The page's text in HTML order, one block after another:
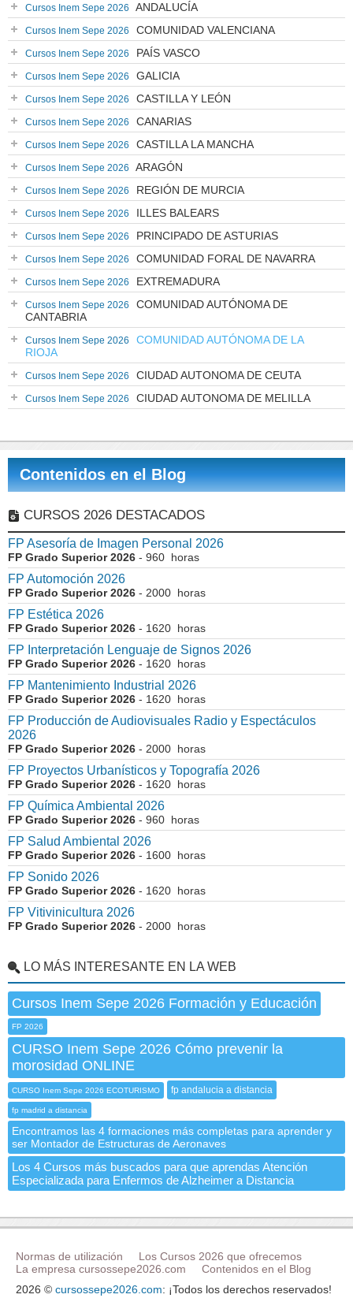
Cursos Inem Sepe 2026 ANDALUCÍA
Cursos Inem Sepe 2026 COMUNIDAD VALENCIANA
Cursos Inem Sepe 2026 PAÍS VASCO
Cursos Inem Sepe 2026 GALICIA
Cursos Inem Sepe 2026 CASTILLA Y LEÓN
Cursos Inem Sepe 2026 CANARIAS
Cursos Inem Sepe 2026 CASTILLA LA MANCHA
Cursos Inem Sepe 2026 ARAGÓN
Cursos Inem Sepe 2026 REGIÓN DE MURCIA
Cursos Inem Sepe 2026 ILLES BALEARS
Cursos Inem Sepe 2026 PRINCIPADO DE ASTURIAS
Cursos Inem Sepe 2026 COMUNIDAD FORAL DE NAVARRA
Cursos Inem Sepe 2026 EXTREMADURA
Cursos Inem Sepe 2026
COMUNIDAD AUTÓNOMA DE
CANTABRIA
Cursos Inem Sepe 2026
COMUNIDAD AUTÓNOMA DE LA
RIOJA
Cursos Inem Sepe 2026 CIUDAD AUTONOMA DE CEUTA
Cursos Inem Sepe 2026 CIUDAD AUTONOMA DE MELILLA
Contenidos en el Blog
CURSOS 2026 DESTACADOS
FP Asesoría de Imagen Personal 2026
FP Grado Superior 2026 - 960 horas
FP Automoción 2026
FP Grado Superior 2026 - 2000 horas
FP Estética 2026
FP Grado Superior 2026 - 1620 horas
FP Interpretación Lenguaje de Signos 2026
FP Grado Superior 2026 - 1620 horas
FP Mantenimiento Industrial 2026
FP Grado Superior 2026 - 1620 horas
FP Producción de Audiovisuales Radio y Espectáculos
2026
FP Grado Superior 2026 - 2000 horas
FP Proyectos Urbanísticos y Topografía 2026
FP Grado Superior 2026 - 1620 horas
FP Química Ambiental 2026
FP Grado Superior 2026 - 960 horas
FP Salud Ambiental 2026
FP Grado Superior 2026 - 1600 horas
FP Sonido 2026
FP Grado Superior 2026 - 1620 horas
FP Vitivinicultura 2026
FP Grado Superior 2026 - 2000 horas
LO MÁS INTERESANTE EN LA WEB
Cursos Inem Sepe 2026 Formación y Educación
FP 2026
CURSO Inem Sepe 2026 Cómo prevenir la
morosidad ONLINE
CURSO Inem Sepe 2026 ECOTURISMO fp andalucia a distancia
fp madrid a distancia
Encontramos las 4 formaciones más completas para aprender y
ser Montador de Estructuras de Aeronaves
Los 4 Cursos más buscados para que aprendas Atención
Especializada para Enfermos de Alzheimer a Distancia
Normas de utilización
Los Cursos 2026 que ofrecemos
La empresa cursossepe2026.com
Contenidos en el Blog
2026 © cursossepe2026.com: ¡Todos los derechos reservados!